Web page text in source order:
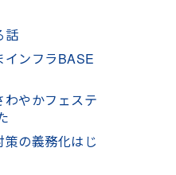
話
インフラBASE
わやかフェステ
策の義務化はじ